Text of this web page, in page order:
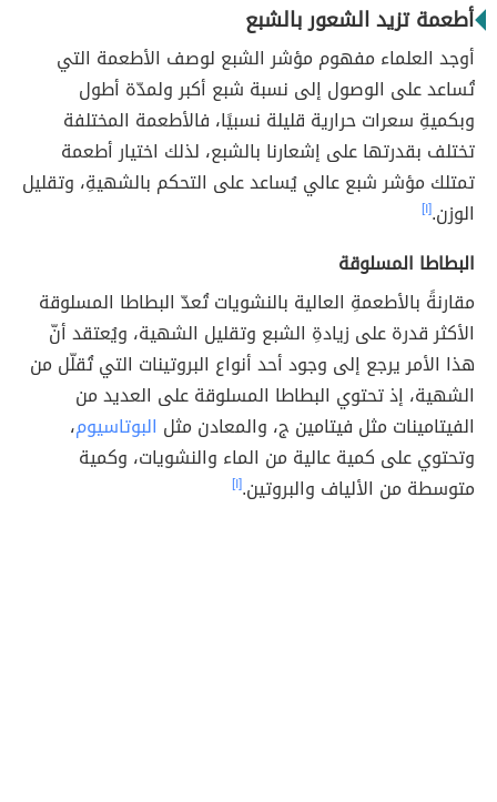
أطعمة تزيد الشعور بالشبع
أوجد العلماء مفهوم مؤشر الشبع لوصف الأطعمة التي
تُساعد على الوصول إلى نسبة شبع أكبر ولمدّة أطول
وبكميةِ سعرات حرارية قليلة نسبيًا، فالأطعمة المختلفة
تختلف بقدرتها على إشعارنا بالشبع، لذلك اختيار أطعمة
تمتلك مؤشر شبع عالي يُساعد على التحكم بالشهيةِ، وتقليل
الوزن.[١]
البطاطا المسلوقة
مقارنةً بالأطعمةِ العالية بالنشويات تُعدّ البطاطا المسلوقة
الأكثر قدرة على زيادةِ الشبع وتقليل الشهية، ويُعتقد أنّ
هذا الأمر يرجع إلى وجود أحد أنواع البروتينات التي تُقلّل من
الشهية، إذ تحتوي البطاطا المسلوقة على العديد من
الفيتامينات مثل فيتامين ج، والمعادن مثل البوتاسيوم،
وتحتوي على كمية عالية من الماء والنشويات، وكمية
متوسطة من الألياف والبروتين.[١]